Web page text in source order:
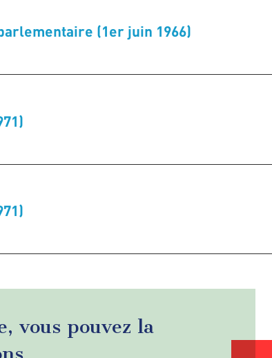
(1er juin 1966)
vous pouvez la